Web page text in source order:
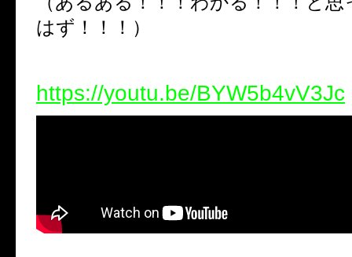
はず！！！）
https://youtu.be/BYW5b4vV3Jc